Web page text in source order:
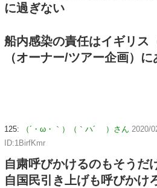
に過ぎない
船内感染の責任はイギリス
（オーナー/ツアー企画）に
125: （´・ω・｀）（｀ハ´ ）さん 2020/
ID:1BirfKmr
自粛呼びかけるのもそうだ
自国民引き上げも呼びかけ